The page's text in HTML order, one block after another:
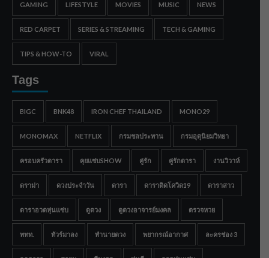
GAMING LIFESTYLE MOVIES MUSIC NEWS
RED CARPET SERIES & STREAMING TECH & GAMING
TIPS & HOW-TO VIRAL
Tags
BIGC BNK48 IRON CHEF THAILAND MONO29
MONOMAX NETFLIX กรมชลประทาน กรมอุตุนิยมวิทยา
ครอบครัวดารา คุยแซ่บSHOW คู่รัก คู่รักดารา งานวิวาห์
ดราม่า ดวงประจำวัน ดารา ดาราติดโควิด19 ดาราสาว
ดาราอวดหุ่นแซ่บ ดูดวง ดูดวงอาจารย์มงคล ตรวจหวย
ททท. ทัวร์มาลง ทำนายดวง พยากรณ์อากาศ ละครช่อง 3